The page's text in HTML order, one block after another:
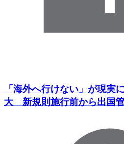
「海外へ行けない」が現
大 新規則施行前から出国